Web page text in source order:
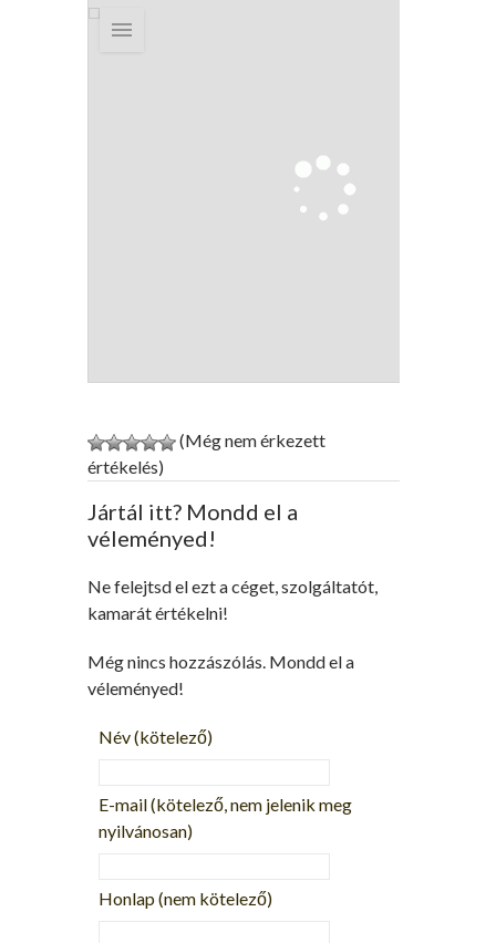
(Még nem érkezett
értékelés)
Jártál itt? Mondd el a
véleményed!
Ne felejtsd el ezt a céget, szolgáltatót,
kamarát értékelni!
Még nincs hozzászólás. Mondd el a
véleményed!
Név(kötelező)
E-mail(kötelező, nem jelenik meg
nyilvánosan)
Honlap (nem kötelező)